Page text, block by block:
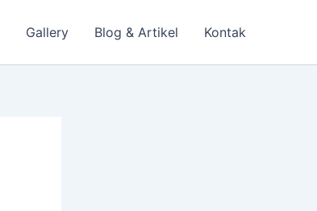
Gallery Blog & Artikel Kontak